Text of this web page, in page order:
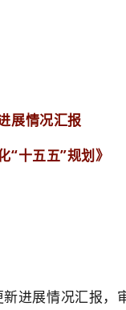
展情况汇报
十五五”规划》
进展情况汇报，